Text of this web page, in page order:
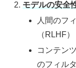
モデルの安全
人間のフ
（RLHF）
コンテン
のフィル